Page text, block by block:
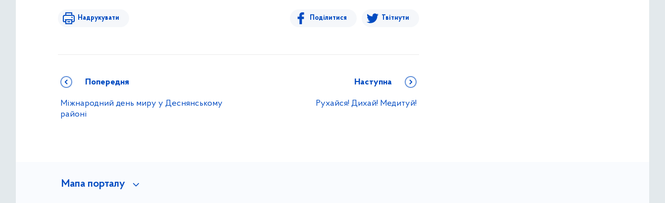
Надрукувати Поділитися Твітнути
Попередня
Міжнародний день миру у Деснянському
районі
Наступна
Рухайся! Дихай! Медитуй!
Мапа порталу